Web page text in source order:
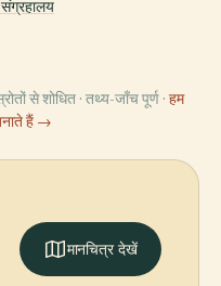
से शोधित · तथ्य-जाँच पूर्ण · हम
हैं →
मानचित्र देखें